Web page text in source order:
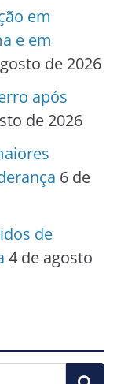
em
e em
de 2026
após
de 2026
6 de
de
4 de agosto